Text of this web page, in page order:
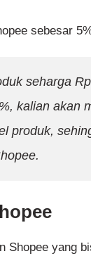
sebesar
seharga
kalian akan
produk,
Shopee yang